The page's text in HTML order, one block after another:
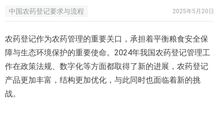
中国农药登记要求与流程 2025年5月20日
农药登记作为农药管理的重要关口，承担着平衡粮食安全保
障与生态环境保护的重要使命。2024年我国农药登记管理工
作在政策法规、数字化等方面都取得了新的进展，农药登记
产品更加丰富，结构更加优化，与此同时也面临着新的挑
战。